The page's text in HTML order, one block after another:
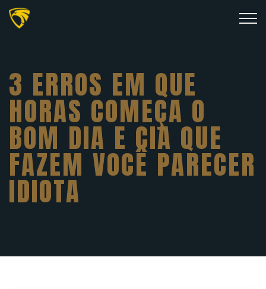
3 ERROS EM QUE
HORAS COMEÇA O
BOM DIA E CIA QUE
FAZEM VOCÊ PARECER
IDIOTA